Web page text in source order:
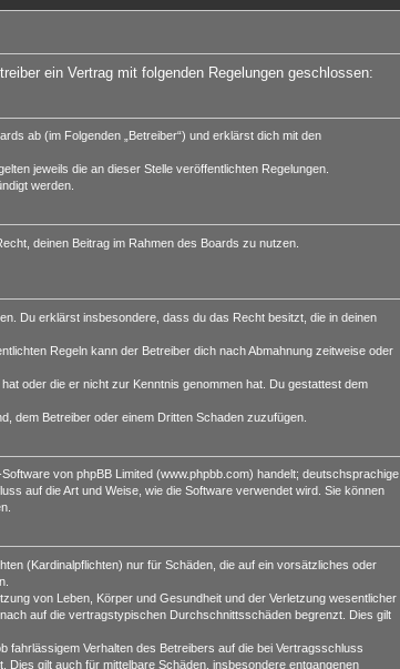
ein Vertrag mit folgenden Regelungen geschlossen:
ab (im Folgenden „Betreiber“) und erklärst dich mit den
jeweils die an dieser Stelle veröffentlichten Regelungen.
werden.
deinen Beitrag im Rahmen des Boards zu nutzen.
Du erklärst insbesondere, dass du das Recht besitzt, die in deinen
Regeln kann der Betreiber dich nach Abmahnung zeitweise oder
oder die er nicht zur Kenntnis genommen hat. Du gestattest dem
dem Betreiber oder einem Dritten Schaden zuzufügen.
von phpBB Limited (www.phpbb.com) handelt; deutschsprachige
auf die Art und Weise, wie die Software verwendet wird. Sie können
(Kardinalpflichten) nur für Schäden, die auf ein vorsätzliches oder
von Leben, Körper und Gesundheit und der Verletzung wesentlicher
auf die vertragstypischen Durchschnittsschäden begrenzt. Dies gilt
Verhalten des Betreibers auf die bei Vertragsschluss
gilt auch für mittelbare Schäden, insbesondere entgangenen